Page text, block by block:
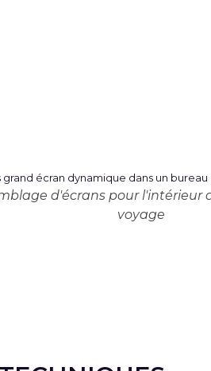
d'écrans pour l'intérieur
voyage